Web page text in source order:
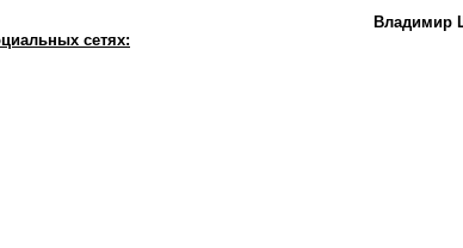
Владимир
сетях: